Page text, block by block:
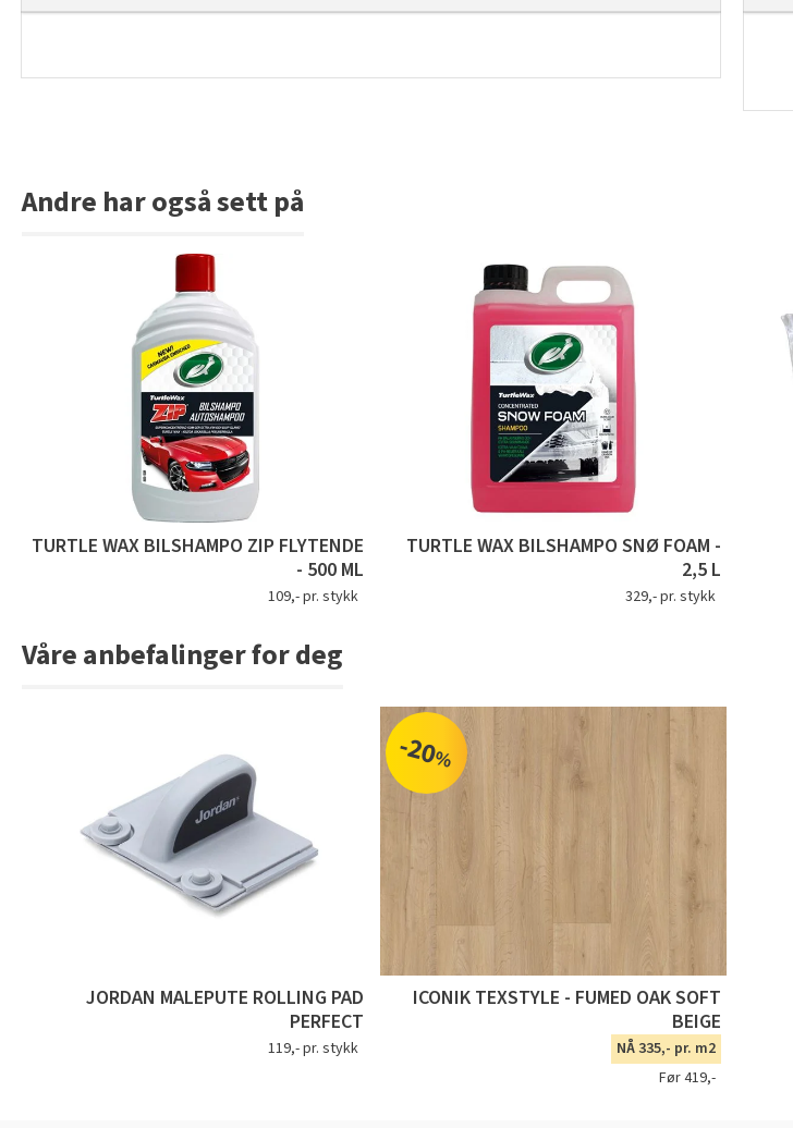
Andre har også sett på
TURTLE WAX BILSHAMPO ZIP FLYTENDE
- 500 ML
109,- pr. stykk
TURTLE WAX BILSHAMPO SNØ FOAM -
2,5 L
329,- pr. stykk
Våre anbefalinger for deg
JORDAN MALEPUTE ROLLING PAD
PERFECT
119,- pr. stykk
-20%
ICONIK TEXSTYLE - FUMED OAK SOFT
BEIGE
NÅ 335,- pr. m2
Før 419,-